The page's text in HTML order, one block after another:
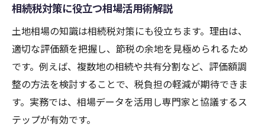
相続税対策に役立つ相場活用術解説
土地相場の知識は相続税対策にも役立ちます。理由は、
適切な評価額を把握し、節税の余地を見極められるため
です。例えば、複数地の相続や共有分割など、評価額調
整の方法を検討することで、税負担の軽減が期待できま
す。実務では、相場データを活用し専門家と協議するス
テップが有効です。